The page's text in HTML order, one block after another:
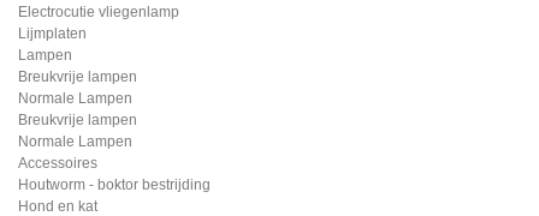
Electrocutie vliegenlamp
Lijmplaten
Lampen
Breukvrije lampen
Normale Lampen
Breukvrije lampen
Normale Lampen
Accessoires
Houtworm - boktor bestrijding
Hond en kat